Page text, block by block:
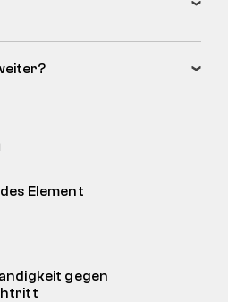
Element
gegen